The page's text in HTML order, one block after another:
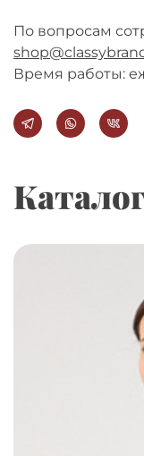
По вопросам
Время работы:
Каталог